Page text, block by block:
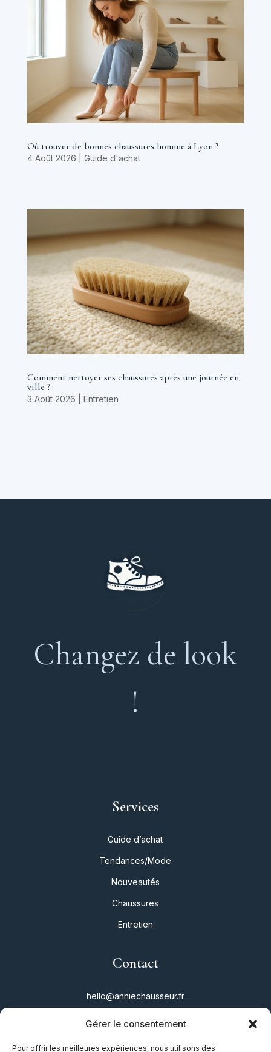
Gérer le consentement
Pour offrir les meilleures expériences, nous utilisons des
Où trouver de bonnes chaussures homme à Lyon ?
4 Août 2026 Guide d'achat
Comment nettoyer ses chaussures après une journée en
ville ?
3 Août 2026 Entretien
Changez de look
!
Services
Guide d’achat
Tendances/Mode
Nouveautés
Chaussures
Entretien
Contact
hello@anniechausseur.fr